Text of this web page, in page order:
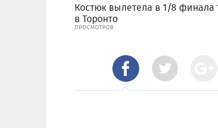
Костюк вылетела в 1/8 финала
в Торонто
ПРОСМОТРОВ